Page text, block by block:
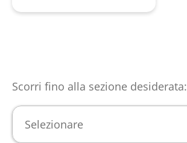
Scorri fino alla sezione desiderata:
Selezionare